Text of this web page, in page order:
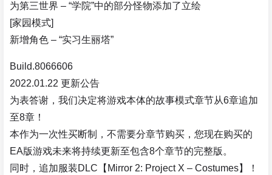
为第三世界 – “学院”中的部分怪物添加了立绘
[家园模式]
新增角色 – “实习生丽塔”
Build.8066606
2022.01.22 更新公告
为表答谢，我们决定将游戏本体的故事模式章节从6章追加
至8章！
本作为一次性买断制，不需要分章节购买，您现在购买的
EA版游戏未来将持续更新至包含8个章节的完整版。
同时，追加服装DLC【Mirror 2: Project X – Costumes】！